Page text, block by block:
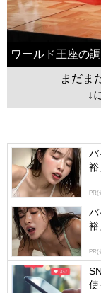
ワールド王座の
まだま
↓
バ
裕
PR(
バ
裕
PR(
使